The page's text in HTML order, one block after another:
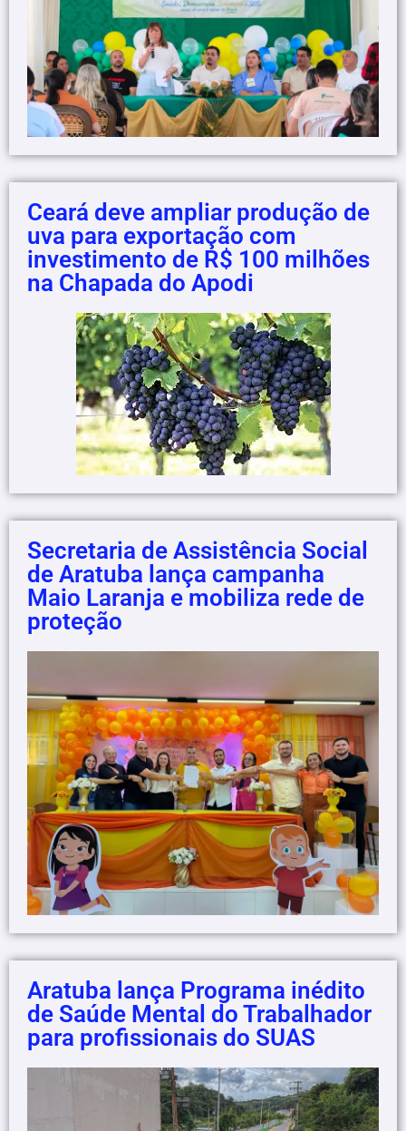
Ceará deve ampliar produção de
uva para exportação com
investimento de R$ 100 milhões
na Chapada do Apodi
Secretaria de Assistência Social
de Aratuba lança campanha
Maio Laranja e mobiliza rede de
proteção
Aratuba lança Programa inédito
de Saúde Mental do Trabalhador
para profissionais do SUAS